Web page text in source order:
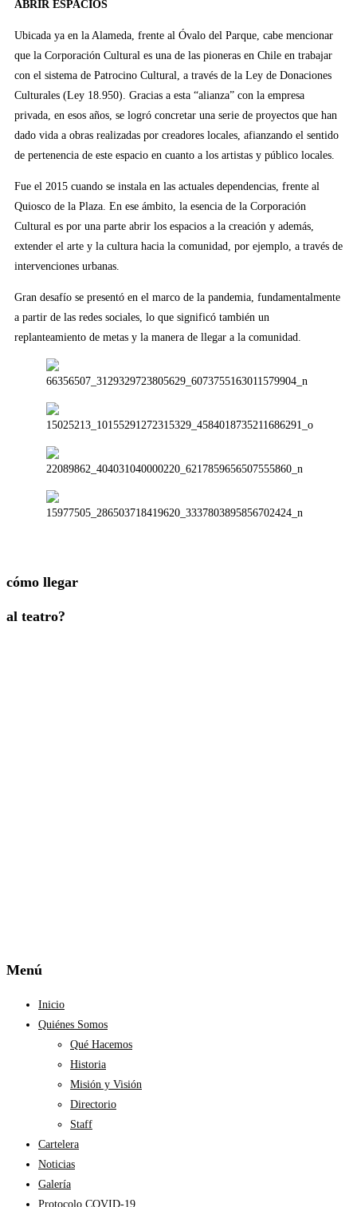
ABRIR ESPACIOS
Ubicada ya en la Alameda, frente al Óvalo del Parque, cabe mencionar
que la Corporación Cultural es una de las pioneras en Chile en trabajar
con el sistema de Patrocino Cultural, a través de la Ley de Donaciones
Culturales (Ley 18.950). Gracias a esta “alianza” con la empresa
privada, en esos años, se logró concretar una serie de proyectos que han
dado vida a obras realizadas por creadores locales, afianzando el sentido
de pertenencia de este espacio en cuanto a los artistas y público locales.
Fue el 2015 cuando se instala en las actuales dependencias, frente al
Quiosco de la Plaza. En ese ámbito, la esencia de la Corporación
Cultural es por una parte abrir los espacios a la creación y además,
extender el arte y la cultura hacia la comunidad, por ejemplo, a través de
intervenciones urbanas.
Gran desafío se presentó en el marco de la pandemia, fundamentalmente
a partir de las redes sociales, lo que significó también un
replanteamiento de metas y la manera de llegar a la comunidad.
cómo llegar
al teatro?
Menú
Inicio
Quiénes Somos
Qué Hacemos
Historia
Misión y Visión
Directorio
Staff
Cartelera
Noticias
Galería
Protocolo COVID-19